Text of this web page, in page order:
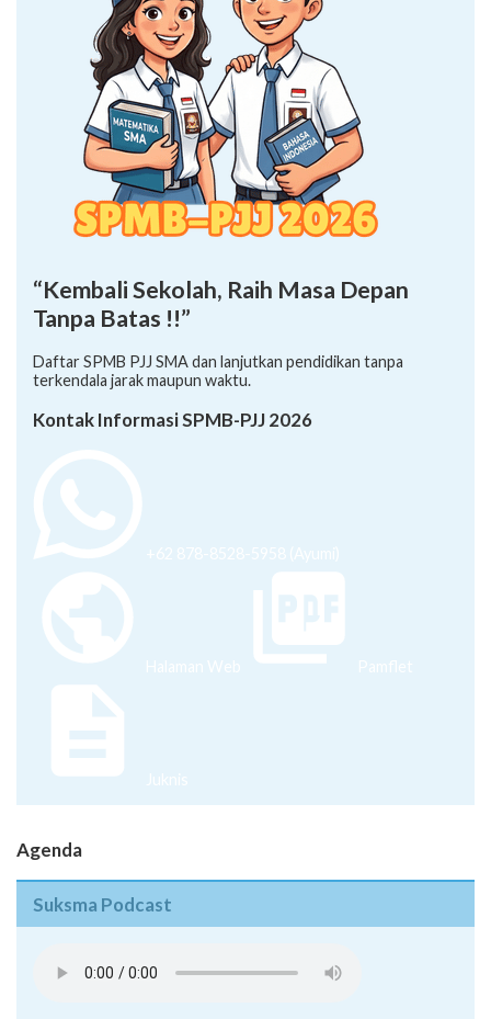
“Kembali Sekolah, Raih Masa Depan
Tanpa Batas !!”
Daftar SPMB PJJ SMA dan lanjutkan pendidikan tanpa
terkendala jarak maupun waktu.
Kontak Informasi SPMB-PJJ 2026
+62 878-8528-5958 (Ayumi)
Halaman Web Pamflet
Juknis
Agenda
Suksma Podcast